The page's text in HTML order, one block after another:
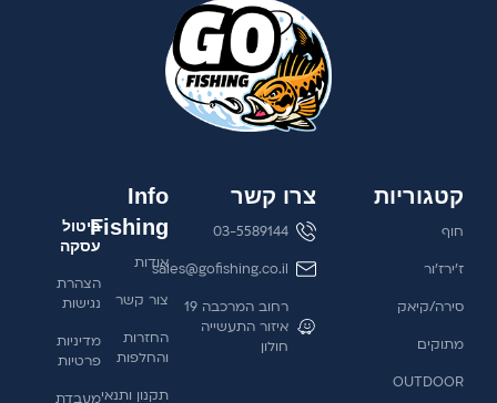
Info
Fishing
אודות
צור קשר
החזרות
והחלפות
תקנון ותנאי
ביטול
עסקה
הצהרת
נגישות
מדיניות
פרטיות
מעבדת
קטגוריות
חוף
ז'ירז'ור
סירה/קיאק
מתוקים
OUTDOOR
צרו קשר
03-5589144
sales@gofishing.co.il
רחוב המרכבה 19
איזור התעשייה
חולון